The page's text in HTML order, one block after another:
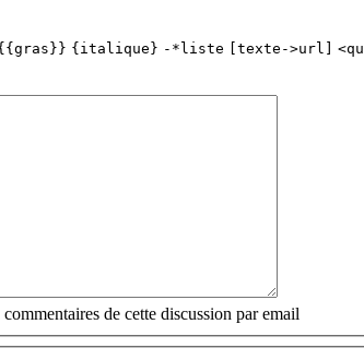
{italique} -*liste [texte->url]
de cette discussion par email